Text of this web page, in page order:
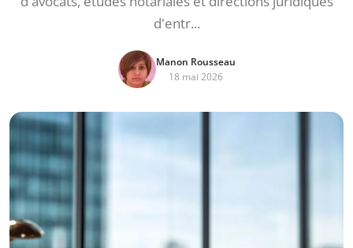
d'entr...
Manon Rousseau
18 mai 2026